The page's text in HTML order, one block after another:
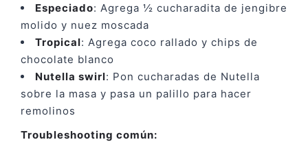
Especiado: Agrega ½ cucharadita de jengibre
molido y nuez moscada
Tropical: Agrega coco rallado y chips de
chocolate blanco
Nutella swirl: Pon cucharadas de Nutella
sobre la masa y pasa un palillo para hacer
remolinos
Troubleshooting común: